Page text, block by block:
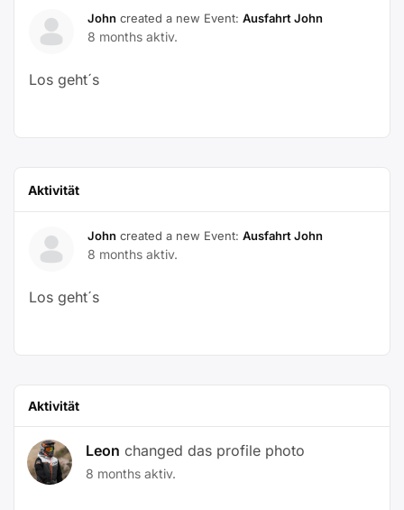
John created a new Event: Ausfahrt John
8 months aktiv.
Los geht´s
Aktivität
John created a new Event: Ausfahrt John
8 months aktiv.
Los geht´s
Aktivität
Leon changed das profile photo
8 months aktiv.